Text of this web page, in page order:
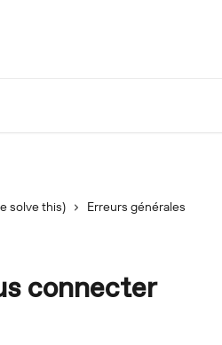
solve this)
Erreurs générales
connecter